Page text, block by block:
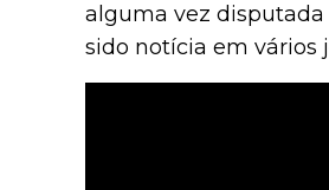
alguma vez disputada
sido notícia em vários